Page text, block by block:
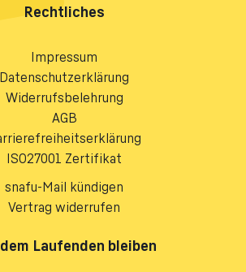
Rechtliches
Impressum
Datenschutzerklärung
Widerrufsbelehrung
AGB
ISO27001 Zertifikat
snafu-Mail kündigen
Vertrag widerrufen
Laufenden bleiben